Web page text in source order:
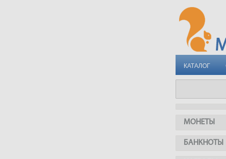
КАТАЛОГ
МОНЕТЫ
БАНКНОТЫ